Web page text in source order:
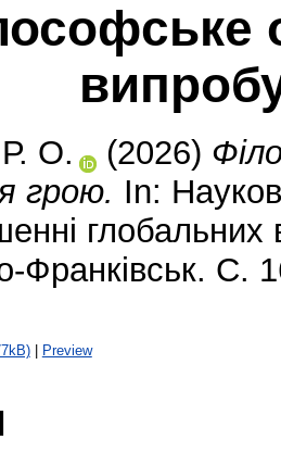
О. (2026)
грою. In:
глобальних
Франківськ. С.
| Preview